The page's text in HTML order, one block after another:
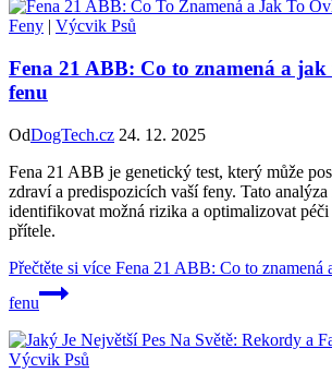
Feny | Výcvik Psů
Fena 21 ABB: Co to znamená a
fenu
OdDogTech.cz 24. 12. 2025
Fena 21 ABB je genetický test, který může
zdraví a predispozicích vaší feny. Tato
identifikovat možná rizika a optimalizovat
přítele.
Přečtěte si více Fena 21 ABB: Co to znamená
fenu
Výcvik Psů